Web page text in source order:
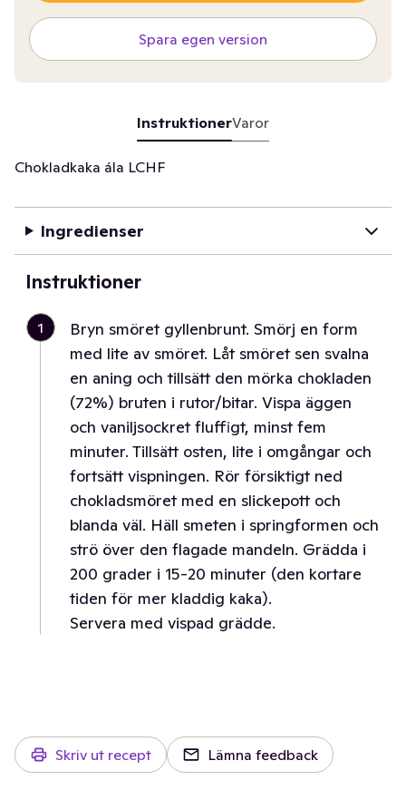
Spara egen version
InstruktionerVaror
Chokladkaka ála LCHF
Ingredienser
Instruktioner
1
Bryn smöret gyllenbrunt. Smörj en form
med lite av smöret. Låt smöret sen svalna
en aning och tillsätt den mörka chokladen
(72%) bruten i rutor/bitar. Vispa äggen
och vaniljsockret fluffigt, minst fem
minuter. Tillsätt osten, lite i omgångar och
fortsätt vispningen. Rör försiktigt ned
chokladsmöret med en slickepott och
blanda väl. Häll smeten i springformen och
strö över den flagade mandeln. Grädda i
200 grader i 15-20 minuter (den kortare
tiden för mer kladdig kaka).
Servera med vispad grädde.
Skriv ut recept Lämna feedback